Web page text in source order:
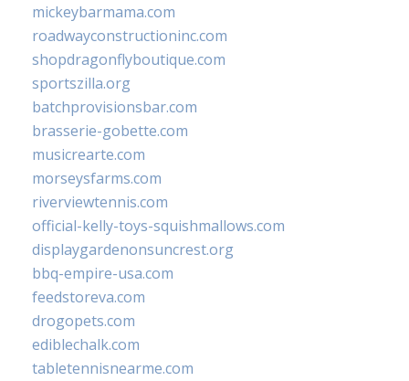
mickeybarmama.com
roadwayconstructioninc.com
shopdragonflyboutique.com
sportszilla.org
batchprovisionsbar.com
brasserie-gobette.com
musicrearte.com
morseysfarms.com
riverviewtennis.com
official-kelly-toys-squishmallows.com
displaygardenonsuncrest.org
bbq-empire-usa.com
feedstoreva.com
drogopets.com
ediblechalk.com
tabletennisnearme.com